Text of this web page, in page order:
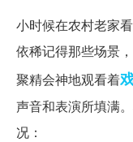
小时候在农村老家
依稀记得那些场景
聚精会神地观看着
声音和表演所填满
况：